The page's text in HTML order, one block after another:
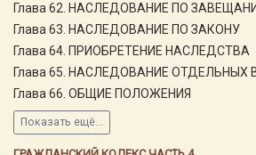
Глава 62. НАСЛЕДОВАНИЕ ПО
Глава 63. НАСЛЕДОВАНИЕ ПО ЗАКОНУ
Глава 64. ПРИОБРЕТЕНИЕ НАСЛЕДСТВА
Глава 65. НАСЛЕДОВАНИЕ
Глава 66. ОБЩИЕ ПОЛОЖЕНИЯ
Показать ещё...